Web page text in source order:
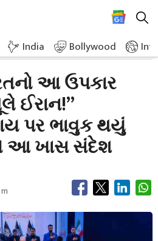
India Bollywood
You Iran Will Never Forget This Favor Of India
આ ઉપકાર
ઈરાન!”
પર ભાવુક થયું
આ ખાસ સંદેશ